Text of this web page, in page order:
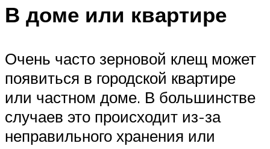
В доме или квартире
Очень часто зерновой клещ может
появиться в городской квартире
или частном доме. В большинстве
случаев это происходит из-за
неправильного хранения или